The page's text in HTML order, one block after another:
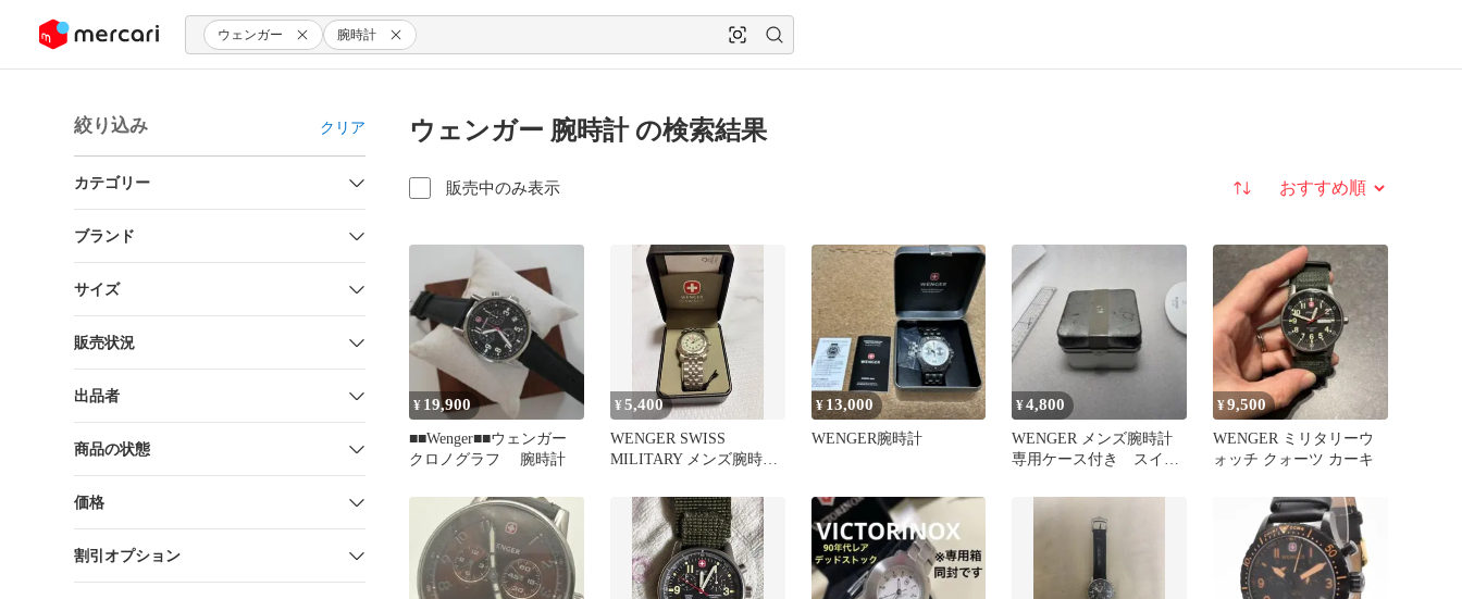
ツにスキップ ウェンガー 腕時計
絞り込み クリア
カテゴリー
ブランド
サイズ
販売状況
出品者
商品の状態
価格
割引オプション
ウェンガー 腕時計 の検索結果
販売中のみ表示 並び替え
¥ 19,900
■■Wenger■■ウェンガー
クロノグラフ 腕時計
¥5,400
WENGER SWISS
MILITARY メンズ腕時計
¥ 13,000
WENGER腕時計
¥4,800
WENGER メンズ腕時計
専用ケース付き スイス
¥9,500
WENGER ミリタリーウ
ォッチ クォーツ カーキ